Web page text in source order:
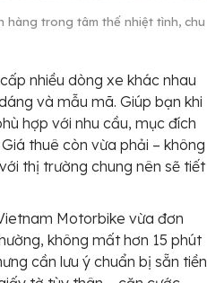
hàng trong tâm thế nhiệt tình, chu
nhiều dòng xe khác nhau
và mẫu mã. Giúp bạn khi
hợp với nhu cầu, mục đích
thuê còn vừa phải – không
thị trường chung nên sẽ tiết
Motorbike vừa đơn
không mất hơn 15 phút
cần lưu ý chuẩn bị sẵn tiền